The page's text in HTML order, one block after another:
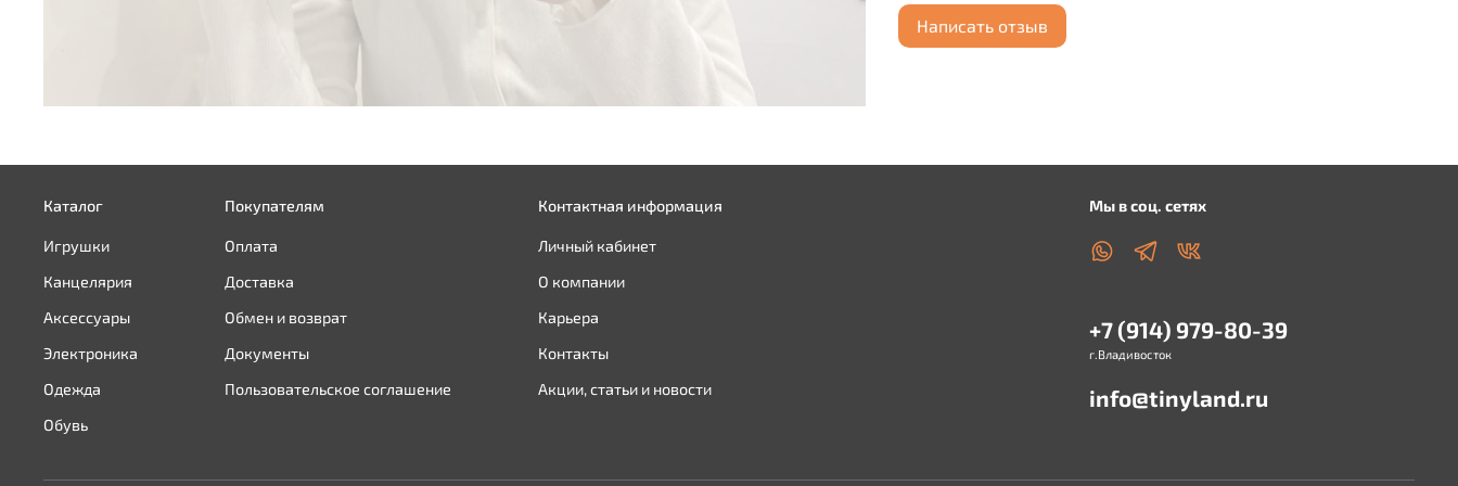
Написать отзыв
Каталог
Игрушки
Канцелярия
Аксессуары
Электроника
Одежда
Обувь
Покупателям
Оплата
Доставка
Обмен и возврат
Документы
Пользовательское соглашение
Контактная информация
Личный кабинет
О компании
Карьера
Контакты
Акции, статьи и новости
Мы в соц. сетях
+7 (914) 979-80-39
г.Владивосток
info@tinyland.ru